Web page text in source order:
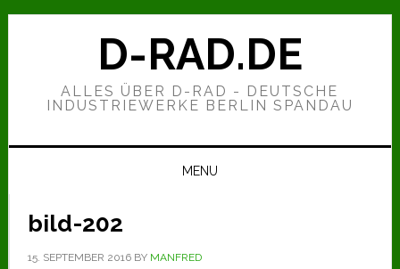
Zur
Hauptnavigation
Zum
Zur
D-RAD.DE
ALLES ÜBER D-RAD - DEUTSCHE
INDUSTRIEWERKE BERLIN SPANDAU
MENU
bild-202
15. SEPTEMBER 2016BY MANFRED